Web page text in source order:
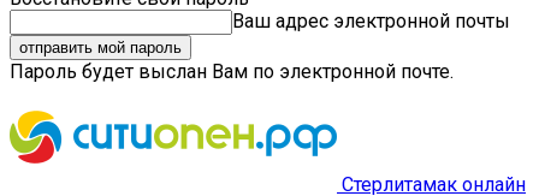
Ваш адрес электронной почты
Пароль будет выслан Вам по электронной почте.
Стерлитамак онлайн